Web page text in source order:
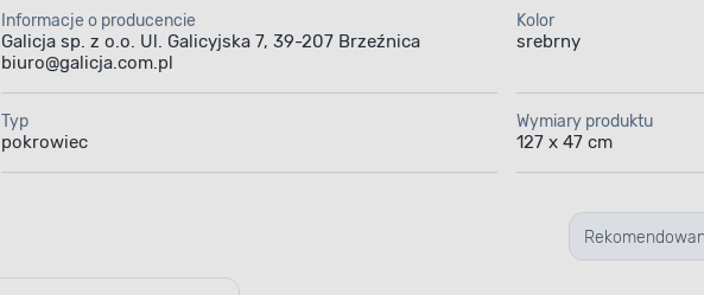
Informacje o producencie
Galicja sp. z o.o. Ul. Galicyjska 7, 39-207 Brzeźnica
biuro@galicja.com.pl
Kolor
srebrny
Typ
pokrowiec
Wymiary produktu
127 x 47 cm